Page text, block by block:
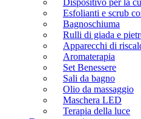
Dispositivo per la
Esfolianti e scrub
Bagnoschiuma
Rulli di giada e
Apparecchi di
Aromaterapia
Set Benessere
Sali da bagno
Olio da massaggio
Maschera LED
Terapia della luce